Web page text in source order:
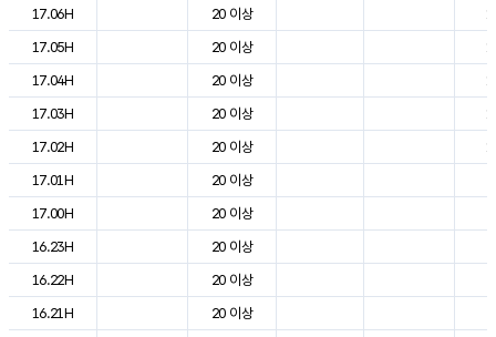
17.06H
20 이상
17.05H
20 이상
17.04H
20 이상
17.03H
20 이상
17.02H
20 이상
17.01H
20 이상
17.00H
20 이상
16.23H
20 이상
16.22H
20 이상
16.21H
20 이상